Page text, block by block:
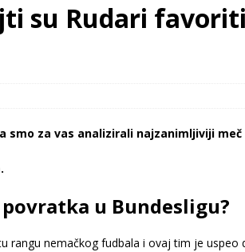
su Rudari
za vas analizirali najzanimljiviji
u Bundesligu?
rangu nemačkog fudbala i ovaj tim je uspeo